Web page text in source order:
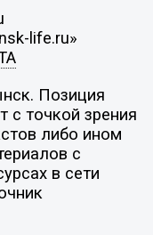
life.ru»
Позиция
с точкой зрения
либо ином
с
в сети